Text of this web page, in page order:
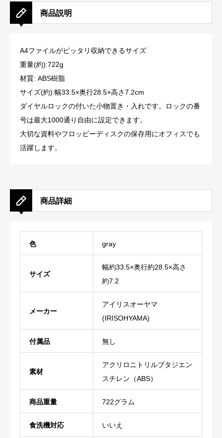
商品説明
A4ファイルがピッタリ収納できるサイズ
重量(約):722g
材質: ABS樹脂
サイズ(約):幅33.5×奥行28.5×高さ7.2cm
ダイヤルロックの付いた小物置き・入れです。ロックの番
号は最大1000通り自由に設定できます。
大切な資料やフロッピーディスクの保存用にオフィスでも
活躍します。
商品詳細
色 ‎gray
サイズ
‎幅約33.5×奥行約28.5×高さ
約7.2
メーカー
‎アイリスオーヤマ
(IRISOHYAMA)
付属品 ‎無し
素材
‎アクリロニトリルブタジエン
スチレン（ABS）
商品重量 ‎722グラム
食洗機対応 ‎いいえ